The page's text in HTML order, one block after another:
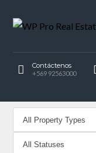
Contáctenos
+569 92563000